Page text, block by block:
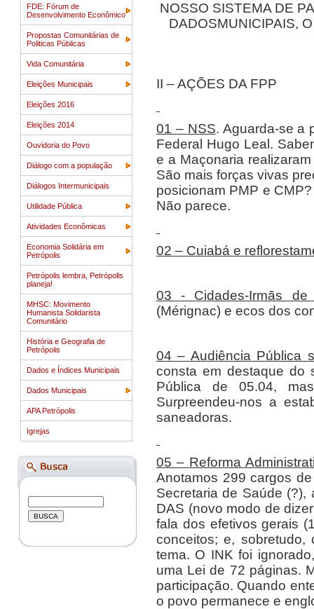
FDE: Fórum de
Desenvolvimento Econômico
Propostas Comunitárias de
Politicas Públicas
Vida Comunitária
Eleições Municipais
Eleições 2016
Eleições 2014
Ouvidoria do Povo
Diálogo com a população
Diálogos Intermunicipais
Utilidade Pública
Atividades Econômicas
Economia Solidária em
Petrópolis
Petrópolis lembra, Petrópolis
planeja!
MHSC: Movimento
Humanista Solidarista
Comunitário
História e Geografia de
Petrópolis
Dados e Índices Municipais
Dados Municipais
APA Petrópolis
Igrejas
NOSSO SISTEMA DE
DADOSMUNICIPAIS,
II – AÇÕES DA FPP
01 – NSS. Aguarda-se a
Federal Hugo Leal.
e a Maçonaria
São mais forças vivas
posicionam PMP e
Não parece.
02 – Cuiabá e
03 - Cidades-Irmãs de
(Mérignac) e
04 – Audiência Pública
consta em destaque do
Pública de 05.04,
Surpreendeu-nos a
saneadoras.
05 – Reforma
Anotamos 299 cargos
Secretaria de Saúde (?),
DAS (novo modo de
fala dos efetivos gerais
conceitos; e,
tema. O INK foi
uma Lei de 72 páginas.
participação. Quando
o povo permanece e